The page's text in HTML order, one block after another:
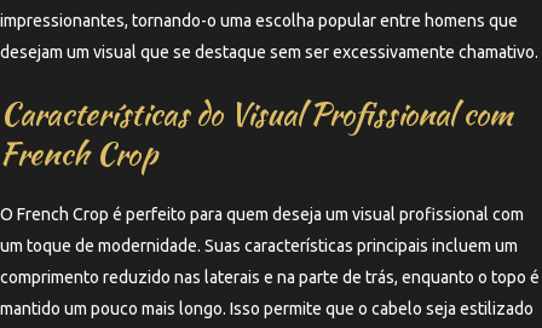
impressionantes, tornando-o uma escolha popular entre homens que
desejam um visual que se destaque sem ser excessivamente chamativo.
Características do Visual Profissional com
French Crop
O French Crop é perfeito para quem deseja um visual profissional com
um toque de modernidade. Suas características principais incluem um
comprimento reduzido nas laterais e na parte de trás, enquanto o topo é
mantido um pouco mais longo. Isso permite que o cabelo seja estilizado